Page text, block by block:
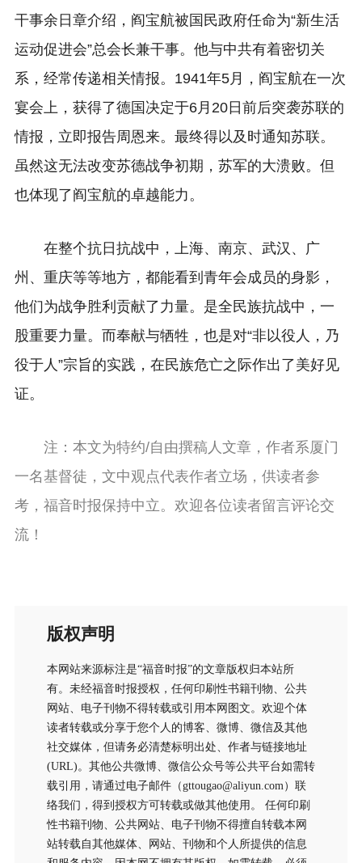
干事余日章介绍，阎宝航被国民政府任命为“新生活
运动促进会”总会长兼干事。他与中共有着密切关
系，经常传递相关情报。1941年5月，阎宝航在一次
宴会上，获得了德国决定于6月20日前后突袭苏联的
情报，立即报告周恩来。最终得以及时通知苏联。
虽然这无法改变苏德战争初期，苏军的大溃败。但
也体现了阎宝航的卓越能力。
在整个抗日抗战中，上海、南京、武汉、广
州、重庆等等地方，都能看到青年会成员的身影，
他们为战争胜利贡献了力量。是全民族抗战中，一
股重要力量。而奉献与牺牲，也是对“非以役人，乃
役于人”宗旨的实践，在民族危亡之际作出了美好见
证。
注：本文为特约/自由撰稿人文章，作者系厦门
一名基督徒，文中观点代表作者立场，供读者参
考，福音时报保持中立。欢迎各位读者留言评论交
流！
版权声明
本网站来源标注是“福音时报”的文章版权归本站所
有。未经福音时报授权，任何印刷性书籍刊物、公共
网站、电子刊物不得转载或引用本网图文。欢迎个体
读者转载或分享于您个人的博客、微博、微信及其他
社交媒体，但请务必清楚标明出处、作者与链接地址
(URL)。其他公共微博、微信公众号等公共平台如需转
载引用，请通过电子邮件（gttougao@aliyun.com）联
络我们，得到授权方可转载或做其他使用。 任何印刷
性书籍刊物、公共网站、电子刊物不得擅自转载本网
站转载自其他媒体、网站、刊物和个人所提供的信息